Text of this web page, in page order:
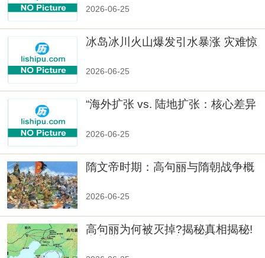
2026-06-25
冰岛冰川火山爆发引水暴涨 灾难惊
2026-06-25
“海外扩张 vs. 陆地扩张：核心差异
2026-06-25
隋文帝时期：高句丽与隋朝战争概
2026-06-25
高句丽为何被灭掉?揭秘真相揭秘!